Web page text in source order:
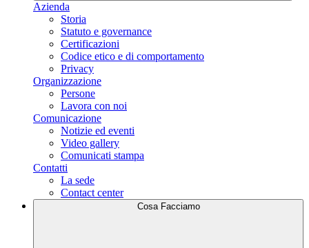
Azienda
Storia
Statuto e governance
Certificazioni
Codice etico e di comportamento
Privacy
Organizzazione
Persone
Lavora con noi
Comunicazione
Notizie ed eventi
Video gallery
Comunicati stampa
Contatti
La sede
Contact center
Cosa Facciamo